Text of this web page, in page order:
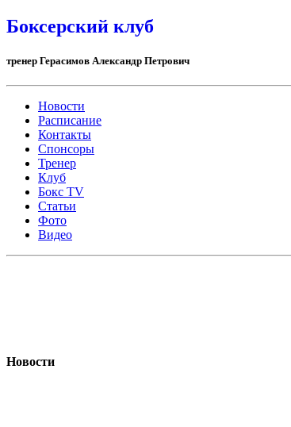
Боксерский клуб
тренер Герасимов Александр Петрович
Новости
Расписание
Контакты
Спонсоры
Тренер
Клуб
Бокс TV
Статьи
Фото
Видео
Новости